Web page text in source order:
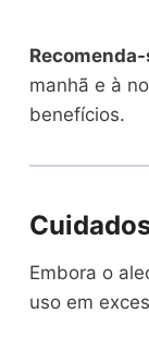
manhã e à
benefícios.
Embora o
uso em